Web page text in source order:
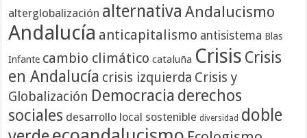
alterglobalización alternativa Andalucismo
Andalucía anticapitalismo antisistema Blas
Infante cambio climático cataluña Crisis Crisis
en Andalucía crisis izquierda Crisis y
Globalización Democracia derechos
sociales desarrollo local sostenible diversidad doble